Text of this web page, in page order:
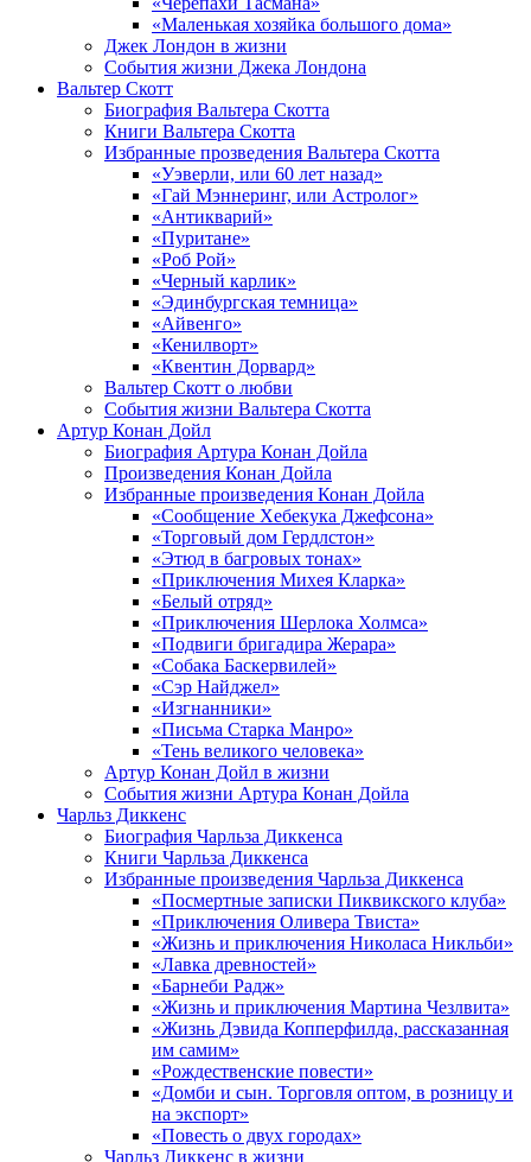
«Маленькая хозяйка большого дома»
Джек Лондон в жизни
События жизни Джека Лондона
Вальтер Скотт
Биография Вальтера Скотта
Книги Вальтера Скотта
Избранные прозведения Вальтера Скотта
«Уэверли, или 60 лет назад»
«Гай Мэннеринг, или Астролог»
«Антикварий»
«Пуритане»
«Роб Рой»
«Черный карлик»
«Эдинбургская темница»
«Айвенго»
«Кенилворт»
«Квентин Дорвард»
Вальтер Скотт о любви
События жизни Вальтера Скотта
Артур Конан Дойл
Биография Артура Конан Дойла
Произведения Конан Дойла
Избранные произведения Конан Дойла
«Сообщение Хебекука Джефсона»
«Торговый дом Гердлстон»
«Этюд в багровых тонах»
«Приключения Михея Кларка»
«Белый отряд»
«Приключения Шерлока Холмса»
«Подвиги бригадира Жерара»
«Собака Баскервилей»
«Сэр Найджел»
«Изгнанники»
«Письма Старка Манро»
«Тень великого человека»
Артур Конан Дойл в жизни
События жизни Артура Конан Дойла
Чарльз Диккенс
Биография Чарльза Диккенса
Книги Чарльза Диккенса
Избранные произведения Чарльза Диккенса
«Посмертные записки Пиквикского клуба»
«Приключения Оливера Твиста»
«Жизнь и приключения Николаса Никльби»
«Лавка древностей»
«Барнеби Радж»
«Жизнь и приключения Мартина Чезлвита»
«Жизнь Дэвида Копперфилда, рассказанная
им самим»
«Рождественские повести»
«Домби и сын. Торговля оптом, в розницу и
на экспорт»
«Повесть о двух городах»
Чарльз Диккенс в жизни